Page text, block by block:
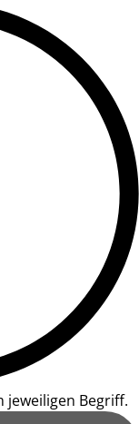
jeweiligen Begriff.